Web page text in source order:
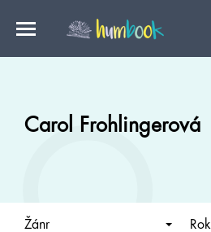
Carol Frohlingerová
Žánr Rok